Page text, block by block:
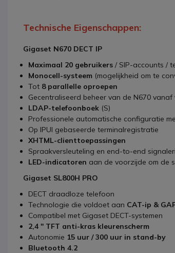
Technische Eigenschappen:
Gigaset N670 DECT IP
Maximaal 20 gebruikers / SIP-accounts /
Monocell-systeem (mogelijkheid om te
Tot 8 parallelle oproepen
Gecentraliseerd beheer van de N670
LDAP-telefoonboek (S)
Professionele automatische configuratie
Op IPUI gebaseerde terminalregistratie
XHTML-clienttoepassingen
Spraakversleuteling en end-to-end
LED-indicatoren aan de voorzijde om de
Gigaset SL800H PRO
DECT draadloze telefoon
Technologie die voldoet aan CAT-ip &
Compatibel met Gigaset DECT-systemen
2,4 '' TFT anti-kras kleurenscherm
Autonomie 15 uur / 300 uur in stand-by
Bluetooth 4.2